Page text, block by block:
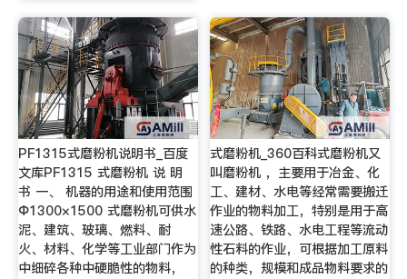
PF1315式磨粉机说明书_百度
文库PF1315 式磨粉机 说 明
书 一、 机器的用途和使用范围
Φ1300×1500 式磨粉机可供水
泥、建筑、玻璃、燃料、耐
火、材料、化学等工业部门作为
中细碎各种中硬脆性的物料，
式磨粉机_360百科式磨粉机又
叫磨粉机 ，主要用于冶金、化
工、建材、水电等经常需要搬迁
作业的物料加工，特别是用于高
速公路、铁路、水电工程等流动
性石料的作业，可根据加工原料
的种类，规模和成品物料要求的